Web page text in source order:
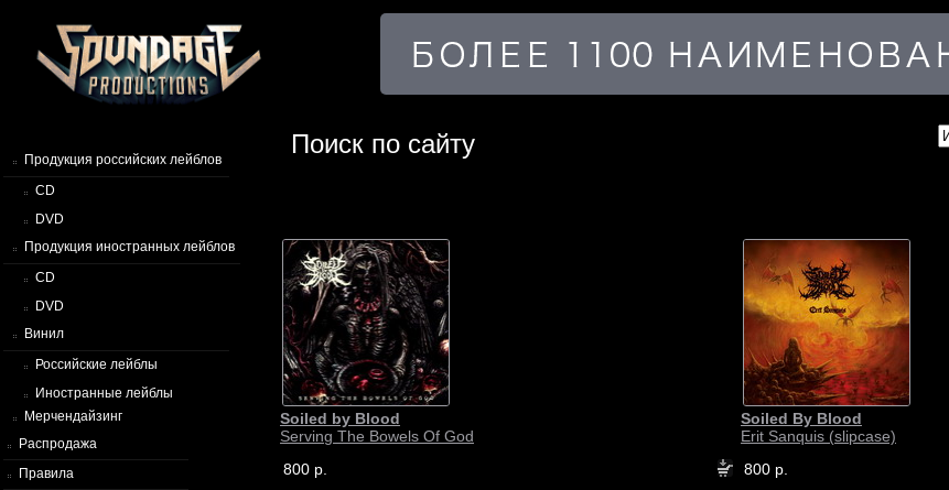
Продукция российских лейблов
CD
DVD
Продукция иностранных лейблов
CD
DVD
Винил
Российские лейблы
Иностранные лейблы
Мерчендайзинг
Распродажа
Правила
Поиск по сайту
Soiled by Blood
Serving The Bowels Of God
800 р.
Soiled By Blood
Erit Sanquis (slipcase)
800 р.